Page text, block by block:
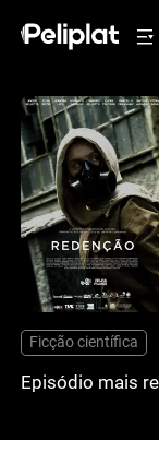
Ficção científica
Episódio mais